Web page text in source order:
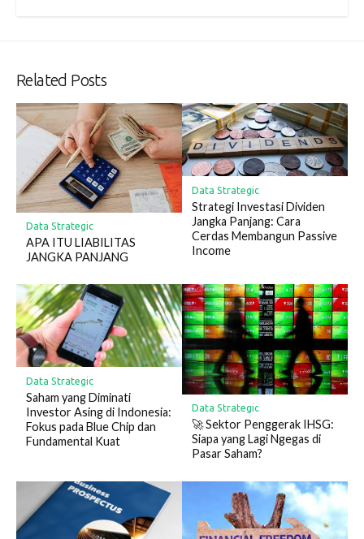
Related Posts
Data Strategic
APA ITU LIABILITAS
JANGKA PANJANG
Data Strategic
Strategi Investasi Dividen
Jangka Panjang: Cara
Cerdas Membangun Passive
Income
Data Strategic
Saham yang Diminati
Investor Asing di Indonesia:
Fokus pada Blue Chip dan
Fundamental Kuat
Data Strategic
🚀 Sektor Penggerak IHSG:
Siapa yang Lagi Ngegas di
Pasar Saham?